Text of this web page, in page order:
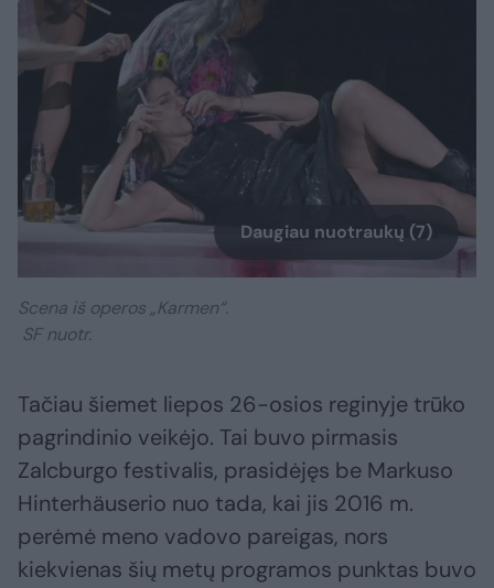
Daugiau nuotraukų (7)
Scena iš operos „Karmen“.
SF nuotr.
Tačiau šiemet liepos 26-osios reginyje trūko
pagrindinio veikėjo. Tai buvo pirmasis
Zalcburgo festivalis, prasidėjęs be Markuso
Hinterhäuserio nuo tada, kai jis 2016 m.
perėmė meno vadovo pareigas, nors
kiekvienas šių metų programos punktas buvo